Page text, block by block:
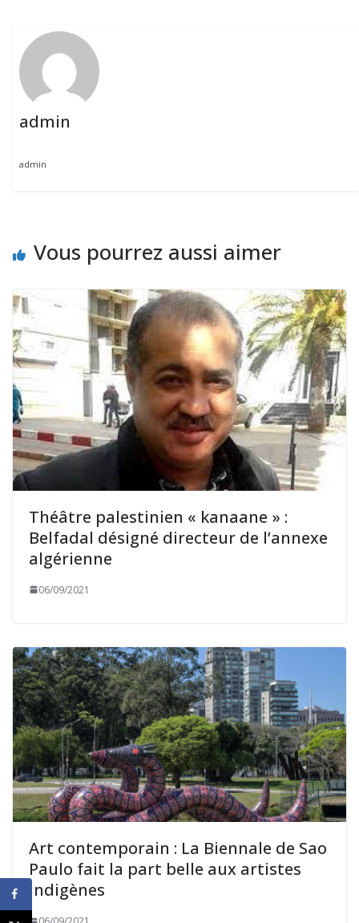
admin
admin
Vous pourrez aussi aimer
Théâtre palestinien « kanaane » :
Belfadal désigné directeur de l’annexe
algérienne
06/09/2021
Art contemporain : La Biennale de Sao
Paulo fait la part belle aux artistes
indigènes